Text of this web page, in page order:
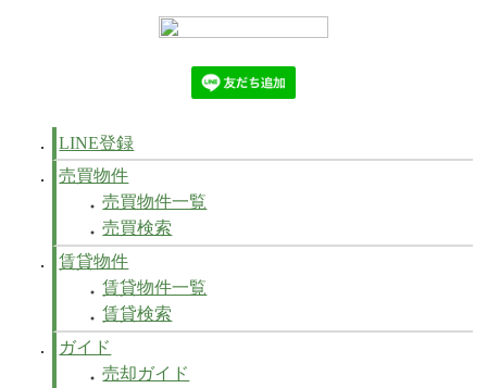
LINE登録
売買物件
売買物件一覧
売買検索
賃貸物件
賃貸物件一覧
賃貸検索
ガイド
売却ガイド